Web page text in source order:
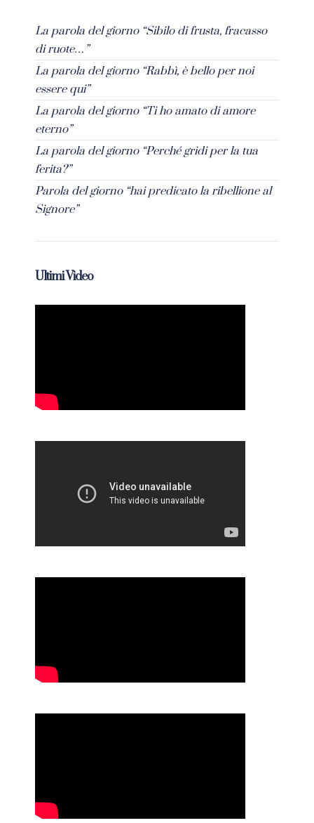
La parola del giorno “Sibilo di frusta, fracasso
di ruote…”
La parola del giorno “Rabbì, è bello per noi
essere qui”
La parola del giorno “Ti ho amato di amore
eterno”
La parola del giorno “Perché gridi per la tua
ferita?”
Parola del giorno “hai predicato la ribellione al
Signore”
Ultimi Video